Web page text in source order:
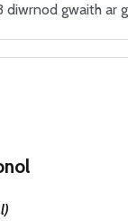
diwrnod gwaith ar